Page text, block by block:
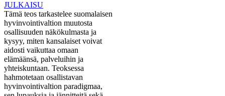
JULKAISU
Tämä teos tarkastelee suomalaisen
hyvinvointivaltion muutosta
osallisuuden näkökulmasta ja
kysyy, miten kansalaiset voivat
aidosti vaikuttaa omaan
elämäänsä, palveluihin ja
yhteiskuntaan. Teoksessa
hahmotetaan osallistavan
hyvinvointivaltion paradigmaa,